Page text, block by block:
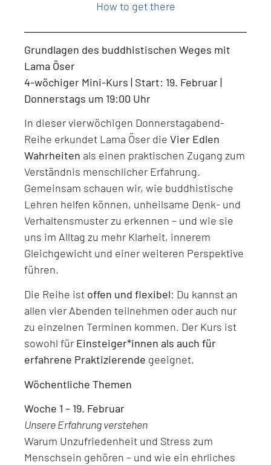
How to get there
Grundlagen des buddhistischen Weges mit
Lama Öser
4-wöchiger Mini-Kurs | Start: 19. Februar |
Donnerstags um 19:00 Uhr
In dieser vierwöchigen Donnerstagabend-
Reihe erkundet Lama Öser die Vier Edlen
Wahrheiten als einen praktischen Zugang zum
Verständnis menschlicher Erfahrung.
Gemeinsam schauen wir, wie buddhistische
Lehren helfen können, unheilsame Denk- und
Verhaltensmuster zu erkennen – und wie sie
uns im Alltag zu mehr Klarheit, innerem
Gleichgewicht und einer weiteren Perspektive
führen.
Die Reihe ist offen und flexibel: Du kannst an
allen vier Abenden teilnehmen oder auch nur
zu einzelnen Terminen kommen. Der Kurs ist
sowohl für Einsteiger*innen als auch für
erfahrene Praktizierende geeignet.
Wöchentliche Themen
Woche 1 – 19. Februar
Unsere Erfahrung verstehen
Warum Unzufriedenheit und Stress zum
Menschsein gehören – und wie ein ehrliches